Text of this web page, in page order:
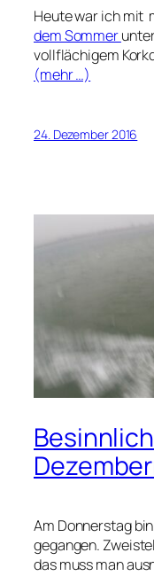
Heute war ich mit
dem Sommer
vollflächigem
(mehr …)
24. Dezember 2016
Am Donnerstag
gegangen.
das muss man